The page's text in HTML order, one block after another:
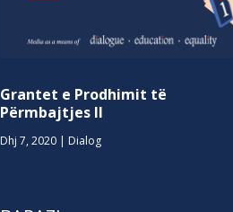
Grantet e Prodhimit të
Përmbajtjes II
Dhj 7, 2020 | Dialog